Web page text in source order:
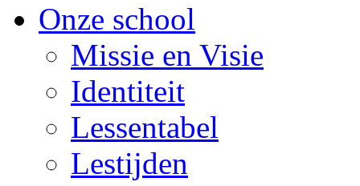
Onze school
Missie en Visie
Identiteit
Lessentabel
Lestijden